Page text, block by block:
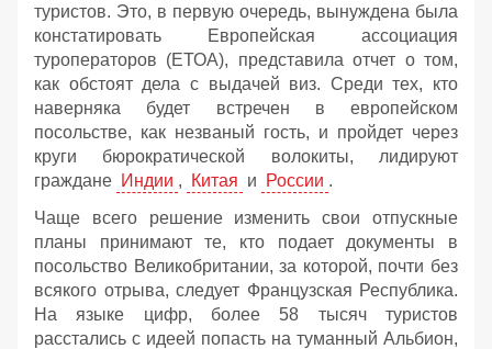
туристов. Это, в первую очередь, вынуждена была
констатировать Европейская ассоциация
туроператоров (ЕТОА), представила отчет о том,
как обстоят дела с выдачей виз. Среди тех, кто
наверняка будет встречен в европейском
посольстве, как незваный гость, и пройдет через
круги бюрократической волокиты, лидируют
граждане Индии , Китая и России .
Чаще всего решение изменить свои отпускные
планы принимают те, кто подает документы в
посольство Великобритании, за которой, почти без
всякого отрыва, следует Французская Республика.
На языке цифр, более 58 тысяч туристов
расстались с идеей попасть на туманный Альбион,